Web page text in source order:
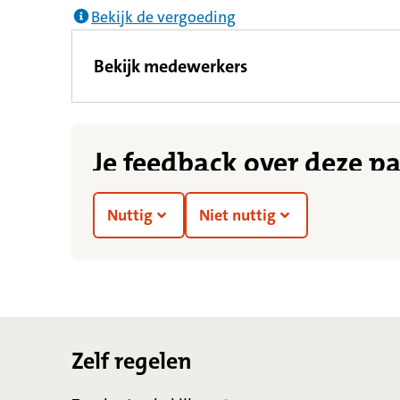
Bekijk de vergoeding
Bekijk medewerkers
Je feedback over deze
Nuttig Niet nuttig
Zelf regelen